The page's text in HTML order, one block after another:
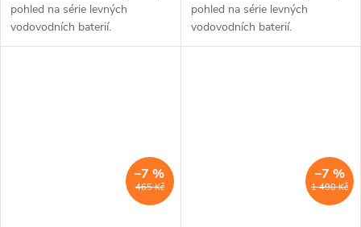
pohled na série levných
vodovodních baterií.
Umyvadlová stojánková baterie
pohled na série levných
vodovodních baterií.
Umyvadlová stojánková baterie
465 Kč
–7 %
1 490 Kč
–7 %